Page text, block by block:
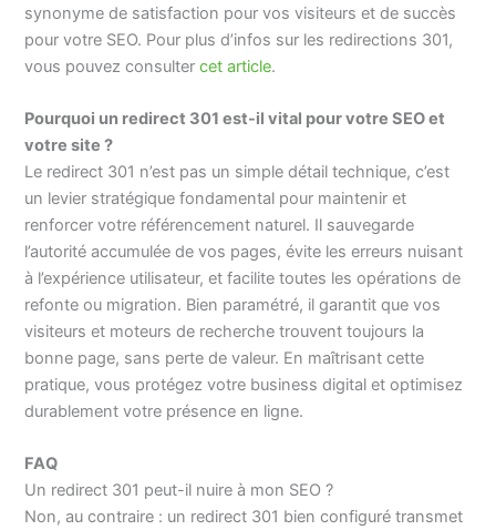
synonyme de satisfaction pour vos visiteurs et de succès
pour votre SEO. Pour plus d’infos sur les redirections 301,
vous pouvez consultercet article.
Pourquoi un redirect 301 est-il vital pour votre SEO et
votre site ?
Le redirect 301 n’est pas un simple détail technique, c’est
un levier stratégique fondamental pour maintenir et
renforcer votre référencement naturel. Il sauvegarde
l’autorité accumulée de vos pages, évite les erreurs nuisant
à l’expérience utilisateur, et facilite toutes les opérations de
refonte ou migration. Bien paramétré, il garantit que vos
visiteurs et moteurs de recherche trouvent toujours la
bonne page, sans perte de valeur. En maîtrisant cette
pratique, vous protégez votre business digital et optimisez
durablement votre présence en ligne.
FAQ
Un redirect 301 peut-il nuire à mon SEO ?
Non, au contraire : un redirect 301 bien configuré transmet